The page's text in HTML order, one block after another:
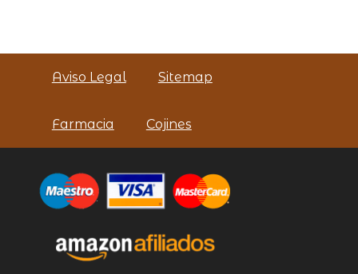
Aviso Legal Sitemap
Farmacia Cojines